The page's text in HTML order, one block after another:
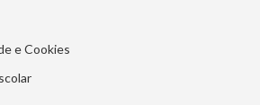
e Cookies